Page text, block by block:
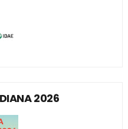
2026